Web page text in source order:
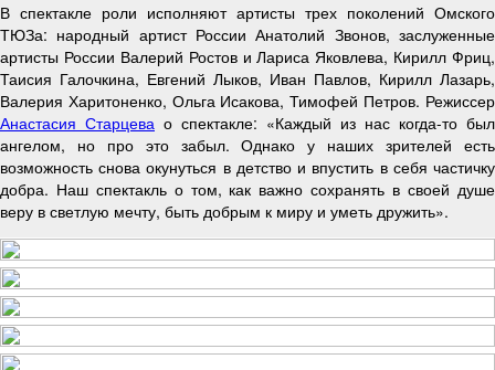
В спектакле роли исполняют артисты трех поколений Омского
ТЮЗа: народный артист России Анатолий Звонов, заслуженные
артисты России Валерий Ростов и Лариса Яковлева, Кирилл Фриц,
Таисия Галочкина, Евгений Лыков, Иван Павлов, Кирилл Лазарь,
Валерия Харитоненко, Ольга Исакова, Тимофей Петров. Режиссер
Анастасия Старцева о спектакле: «Каждый из нас когда-то был
ангелом, но про это забыл. Однако у наших зрителей есть
возможность снова окунуться в детство и впустить в себя частичку
добра. Наш спектакль о том, как важно сохранять в своей душе
веру в светлую мечту, быть добрым к миру и уметь дружить».